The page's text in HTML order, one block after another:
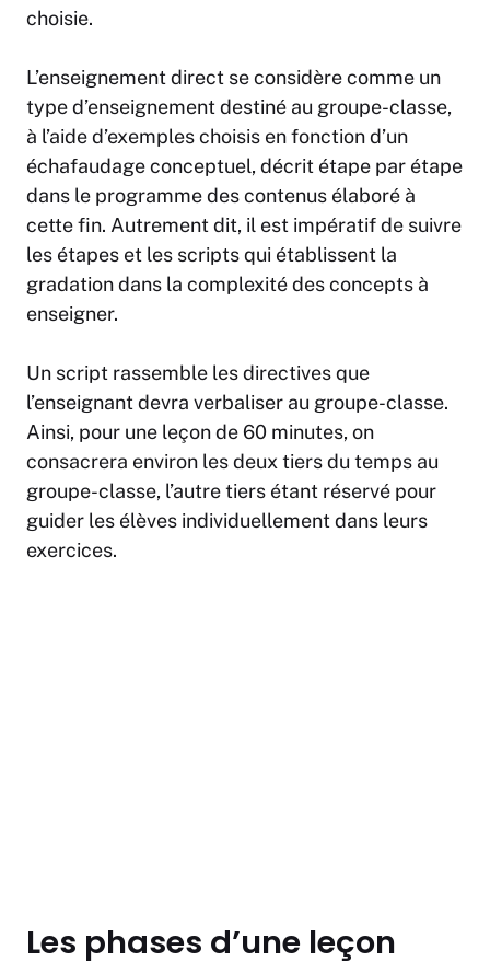
choisie.
L’enseignement direct se considère comme un
type d’enseignement destiné au groupe-classe,
à l’aide d’exemples choisis en fonction d’un
échafaudage conceptuel, décrit étape par étape
dans le programme des contenus élaboré à
cette fin. Autrement dit, il est impératif de suivre
les étapes et les scripts qui établissent la
gradation dans la complexité des concepts à
enseigner.
Un script rassemble les directives que
l’enseignant devra verbaliser au groupe-classe.
Ainsi, pour une leçon de 60 minutes, on
consacrera environ les deux tiers du temps au
groupe-classe, l’autre tiers étant réservé pour
guider les élèves individuellement dans leurs
exercices.
Les phases d’une leçon